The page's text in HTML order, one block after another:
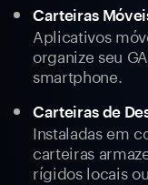
Carteiras
Aplicativos
organize seu
smartphone.
Carteiras de
Instaladas em
carteiras
rígidos locais